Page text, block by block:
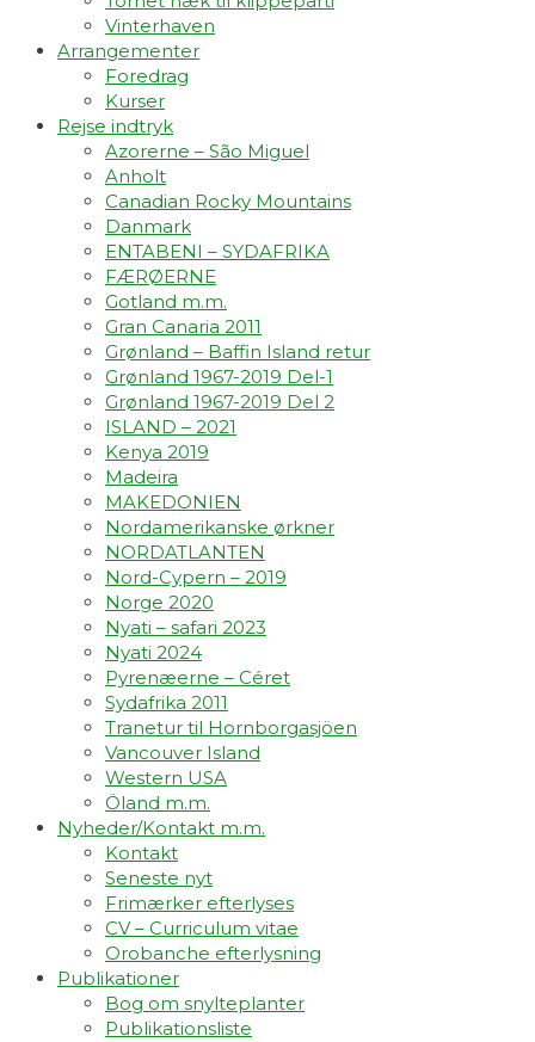
Vinterhaven
Arrangementer
Foredrag
Kurser
Rejse indtryk
Azorerne – São Miguel
Anholt
Canadian Rocky Mountains
Danmark
ENTABENI – SYDAFRIKA
FÆRØERNE
Gotland m.m.
Gran Canaria 2011
Grønland – Baffin Island retur
Grønland 1967-2019 Del-1
Grønland 1967-2019 Del 2
ISLAND – 2021
Kenya 2019
Madeira
MAKEDONIEN
Nordamerikanske ørkner
NORDATLANTEN
Nord-Cypern – 2019
Norge 2020
Nyati – safari 2023
Nyati 2024
Pyrenæerne – Céret
Sydafrika 2011
Tranetur til Hornborgasjöen
Vancouver Island
Western USA
Öland m.m.
Nyheder/Kontakt m.m.
Kontakt
Seneste nyt
Frimærker efterlyses
CV – Curriculum vitae
Orobanche efterlysning
Publikationer
Bog om snylteplanter
Publikationsliste